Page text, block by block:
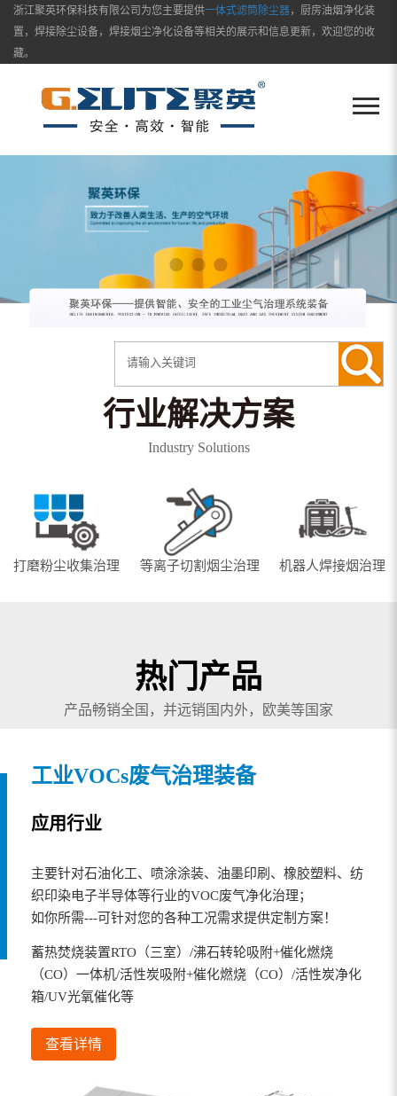
浙江聚英环保科技有限公司为您主要提供一体式滤筒除尘器，厨房油烟净化装
置，焊接除尘设备，焊接烟尘净化设备等相关的展示和信息更新，欢迎您的收
藏。
行业解决方案
Industry Solutions
打磨粉尘收集治理 等离子切割烟尘治理 机器人焊接烟治理
热门产品
产品畅销全国，并远销国内外，欧美等国家
工业VOCs废气治理装备
应用行业
主要针对石油化工、喷涂涂装、油墨印刷、橡胶塑料、纺
织印染电子半导体等行业的VOC废气净化治理；
如你所需---可针对您的各种工况需求提供定制方案！
蓄热焚烧装置RTO（三室）/沸石转轮吸附+催化燃烧
（CO）一体机/活性炭吸附+催化燃烧（CO）/活性炭净化
箱/UV光氧催化等
查看详情